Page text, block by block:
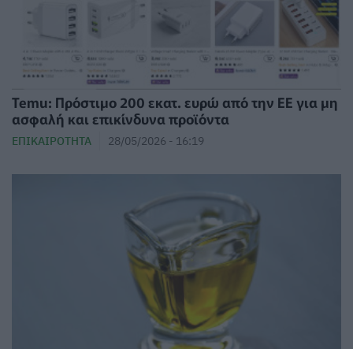
Temu: Πρόστιμο 200 εκατ. ευρώ από την ΕΕ για μη
ασφαλή και επικίνδυνα προϊόντα
ΕΠΙΚΑΙΡΌΤΗΤΑ 28/05/2026 - 16:19